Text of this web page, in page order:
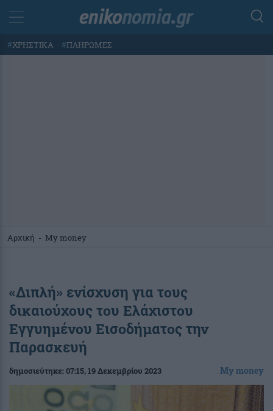
#ΧΡΗΣΤΙΚΑ #ΠΛΗΡΩΜΕΣ
Αρχική - My money
«Διπλή» ενίσχυση για τους
δικαιούχους του Ελάχιστου
Εγγυημένου Εισοδήματος την
Παρασκευή
δημοσιεύτηκε:07:15, 19 Δεκεμβρίου 2023 My money